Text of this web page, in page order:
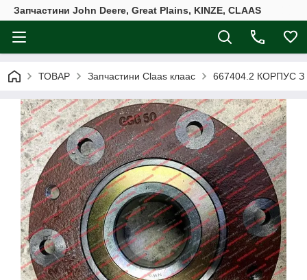
Запчастини John Deere, Great Plains, KINZE, CLAAS
ТОВАР Запчастини Claas клаас 667404.2 КОРПУС